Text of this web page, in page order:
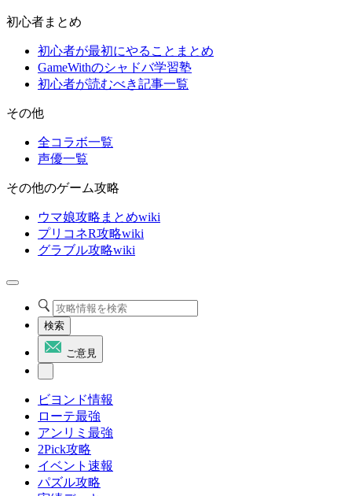
初心者まとめ
初心者が最初にやることまとめ
GameWithのシャドバ学習塾
初心者が読むべき記事一覧
その他
全コラボ一覧
声優一覧
その他のゲーム攻略
ウマ娘攻略まとめwiki
プリコネR攻略wiki
グラブル攻略wiki
検索
ご意見
ビヨンド情報
ローテ最強
アンリミ最強
2Pick攻略
イベント速報
パズル攻略